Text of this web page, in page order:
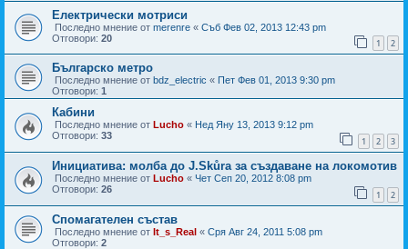
Електрически мотриси
Последно мнение от merenre « Съб Фев 02, 2013 12:43 pm
Отговори: 20 1 2
Българско метро
Последно мнение от bdz_electric « Пет Фев 01, 2013 9:30 pm
Отговори: 1
Кабини
Последно мнение от Lucho « Нед Яну 13, 2013 9:12 pm
Отговори: 33 1 2 3
Инициатива: молба до J.Skůra за създаване на локомотив
Последно мнение от Lucho « Чет Сеп 20, 2012 8:08 pm
Отговори: 26 1 2
Спомагателен състав
Последно мнение от It_s_Real « Сря Авг 24, 2011 5:08 pm
Отговори: 2